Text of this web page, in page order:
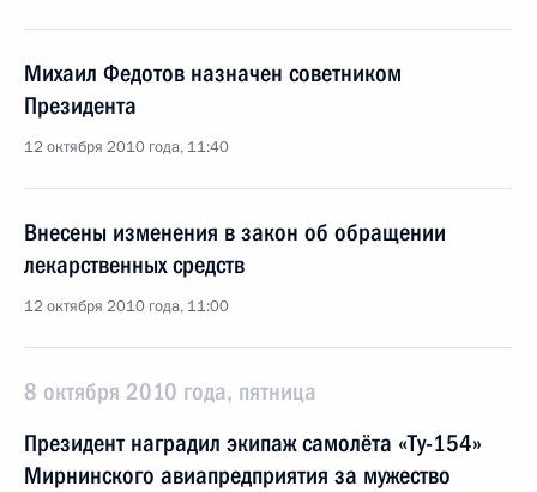
Михаил Федотов назначен советником
Президента
12 октября 2010 года, 11:40
Внесены изменения в закон об обращении
лекарственных средств
12 октября 2010 года, 11:00
8 октября 2010 года, пятница
Президент наградил экипаж самолёта «Ту-154»
Мирнинского авиапредприятия за мужество